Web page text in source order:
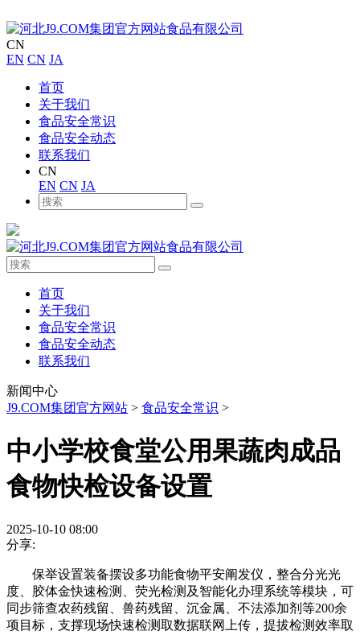
CN
EN CN JA
首页
关于我们
食品安全常识
食品安全动态
联系我们
CN
EN CN JA
首页
关于我们
食品安全常识
食品安全动态
联系我们
新闻中心
J9.COM集团官方网站 > 食品安全常识 >
中小学校食堂公用果蔬肉成品
食物快检设备设置
2025-10-10 08:00
分享:
保举设置装备摆设多功能食物平安阐发仪，整合分光光
度、胶体金快速检测、荧光检测及智能化办理系统等模块，可
同步筛查农药残留、兽药残留、沉金属、不法添加剂等200余
项目标，支撑现场快速检测取数据联网上传，提拔检测效率取